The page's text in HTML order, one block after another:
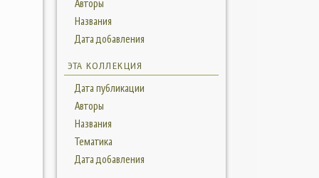
Авторы
Названия
Дата добавления
ЭТА КОЛЛЕКЦИЯ
Дата публикации
Авторы
Названия
Тематика
Дата добавления